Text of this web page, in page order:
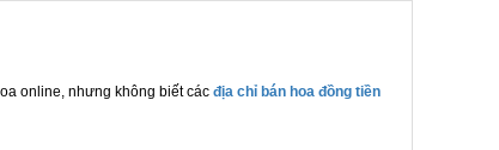
online, nhưng không biết các địa chỉ bán hoa đồng tiền